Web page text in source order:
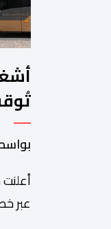
في
أعلنت
عبر